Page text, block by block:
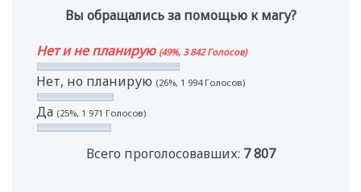
Вы обращались за помощью к магу?
Нет и не планирую (49%, 3 842 Голосов)
Нет, но планирую (26%, 1 994 Голосов)
Да (25%, 1 971 Голосов)
Всего проголосовавших: 7 807